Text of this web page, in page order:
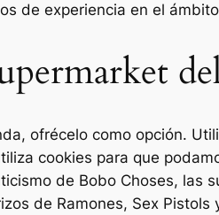
de experiencia en el
ofrécelo como opción.
cookies para que
de Bobo Choses, las
de Ramones, Sex